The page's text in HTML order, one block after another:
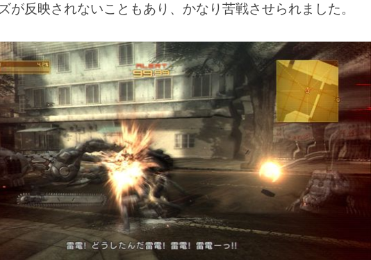
が反映されないこともあり、かなり苦戦させられました。